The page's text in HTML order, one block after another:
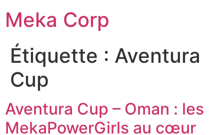
Meka Corp
Étiquette : Aventura
Cup
Aventura Cup – Oman : les
MekaPowerGirls au cœur